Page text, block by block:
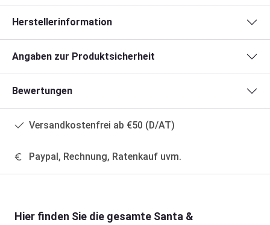
Herstellerinformation
Angaben zur Produktsicherheit
Bewertungen
Versandkostenfrei ab €50 (D/AT)
Paypal, Rechnung, Ratenkauf uvm.
Hier finden Sie die gesamte Santa &